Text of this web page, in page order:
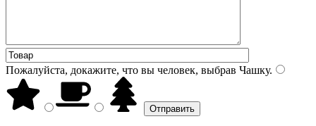
Пожалуйста, докажите, что вы человек, выбрав Чашку.